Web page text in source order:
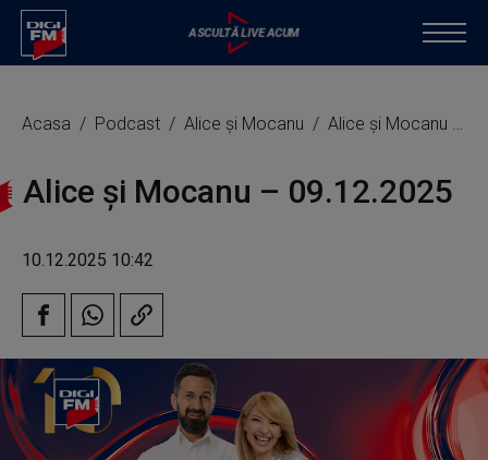
Acasa Podcast Alice și Mocanu Alice și Mocanu – 09.12.2025
Alice și Mocanu – 09.12.2025
10.12.2025 10:42